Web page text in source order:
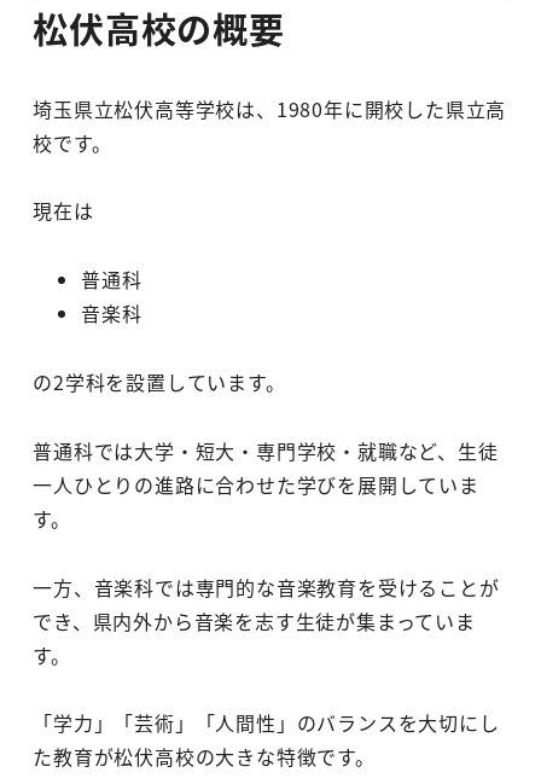
松伏高校の概要
埼玉県立松伏高等学校は、1980年に開校した県立高
校です。
現在は
普通科
音楽科
の2学科を設置しています。
普通科では大学・短大・専門学校・就職など、生徒
一人ひとりの進路に合わせた学びを展開していま
す。
一方、音楽科では専門的な音楽教育を受けることが
でき、県内外から音楽を志す生徒が集まっていま
す。
「学力」「芸術」「人間性」のバランスを大切にし
た教育が松伏高校の大きな特徴です。